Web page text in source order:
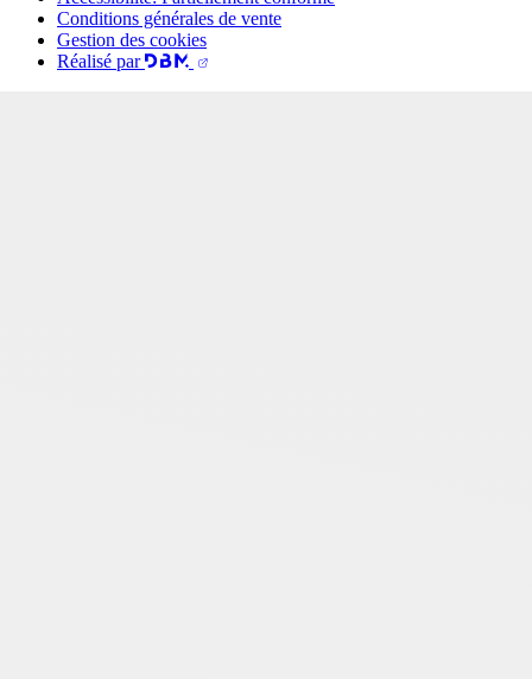
Conditions générales de vente
Gestion des cookies
Réalisé par